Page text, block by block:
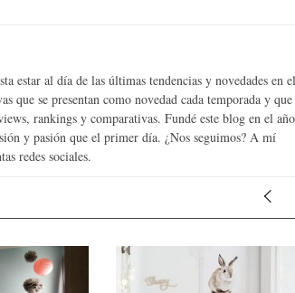
estar al día de las últimas tendencias y novedades en el
que se presentan como novedad cada temporada y que
rankings y comparativas. Fundé este blog en el año
y pasión que el primer día. ¿Nos seguimos? A mí
redes sociales.